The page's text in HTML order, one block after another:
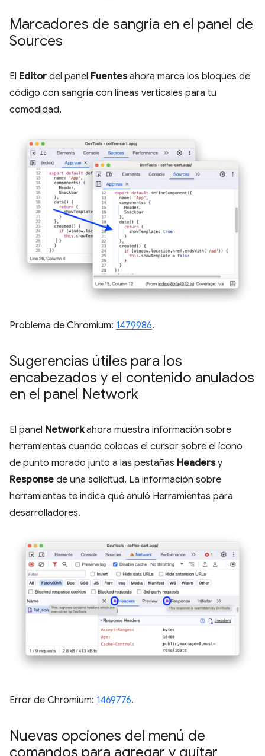
Marcadores de sangría en el panel de
Sources
El Editor del panel Fuentesahora marca los bloques de
código con sangría con líneas verticales para tu
comodidad.
Problema de Chromium: 1479986.
Sugerencias útiles para los
encabezados y el contenido anulados
en el panel Network
El panel Networkahora muestra información sobre
herramientas cuando colocas el cursor sobre el ícono
de punto morado junto a las pestañas Headersy
Response de una solicitud. La información sobre
herramientas te indica qué anuló Herramientas para
desarrolladores.
Error de Chromium: 1469776.
Nuevas opciones del menú de